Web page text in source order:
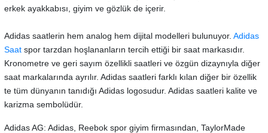
erkek ayakkabısı, giyim ve gözlük de içerir.
Adidas saatlerin hem analog hem dijital modelleri bulunuyor. Adidas
Saat spor tarzdan hoşlananların tercih ettiği bir saat markasıdır.
Kronometre ve geri sayım özellikli saatleri ve özgün dizaynıyla diğer
saat markalarında ayrılır. Adidas saatleri farklı kılan diğer bir özellik
te tüm dünyanın tanıdığı Adidas logosudur. Adidas saatleri kalite ve
karizma sembolüdür.
Adidas AG: Adidas, Reebok spor giyim firmasından, TaylorMade